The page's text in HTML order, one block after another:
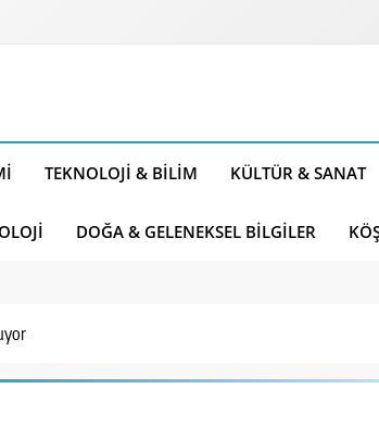
TEKNOLOJI & BILIM KÜLTÜR & SANAT
DOĞA & GELENEKSEL BILGILER